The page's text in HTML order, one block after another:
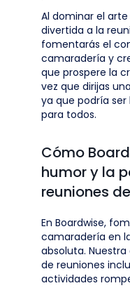
Al dominar el
divertida a la
fomentarás el
camaradería y
que prospere la
vez que dirijas
ya que podría
para todos.
Cómo
humor y la
reuniones
En Boardwise,
camaradería en
absoluta.
de reuniones
actividades